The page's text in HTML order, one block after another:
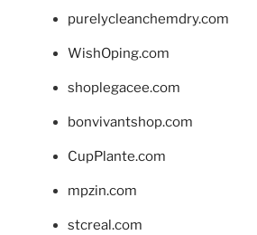
purelycleanchemdry.com
WishOping.com
shoplegacee.com
bonvivantshop.com
CupPlante.com
mpzin.com
stcreal.com